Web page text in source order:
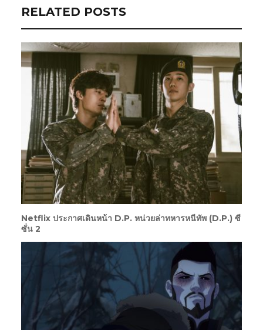
RELATED POSTS
Netflix ประกาศเดินหน้า D.P. หน่วยล่าทหารหนีทัพ (D.P.) ซี
ซั่น 2